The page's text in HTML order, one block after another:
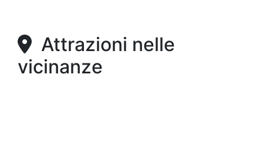
Attrazioni nelle
vicinanze